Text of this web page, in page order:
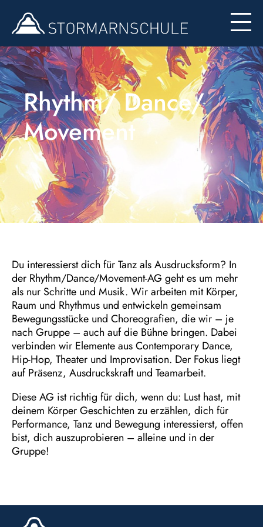
Formulare
Rhythm/ Dance/
Movement
Du interessierst dich für Tanz als Ausdrucksform? In
der Rhythm/Dance/Movement-AG geht es um mehr
als nur Schritte und Musik. Wir arbeiten mit Körper,
Raum und Rhythmus und entwickeln gemeinsam
Bewegungsstücke und Choreografien, die wir – je
nach Gruppe – auch auf die Bühne bringen. Dabei
verbinden wir Elemente aus Contemporary Dance,
Hip-Hop, Theater und Improvisation. Der Fokus liegt
auf Präsenz, Ausdruckskraft und Teamarbeit.
Diese AG ist richtig für dich, wenn du: Lust hast, mit
deinem Körper Geschichten zu erzählen, dich für
Performance, Tanz und Bewegung interessierst, offen
bist, dich auszuprobieren – alleine und in der
Gruppe!